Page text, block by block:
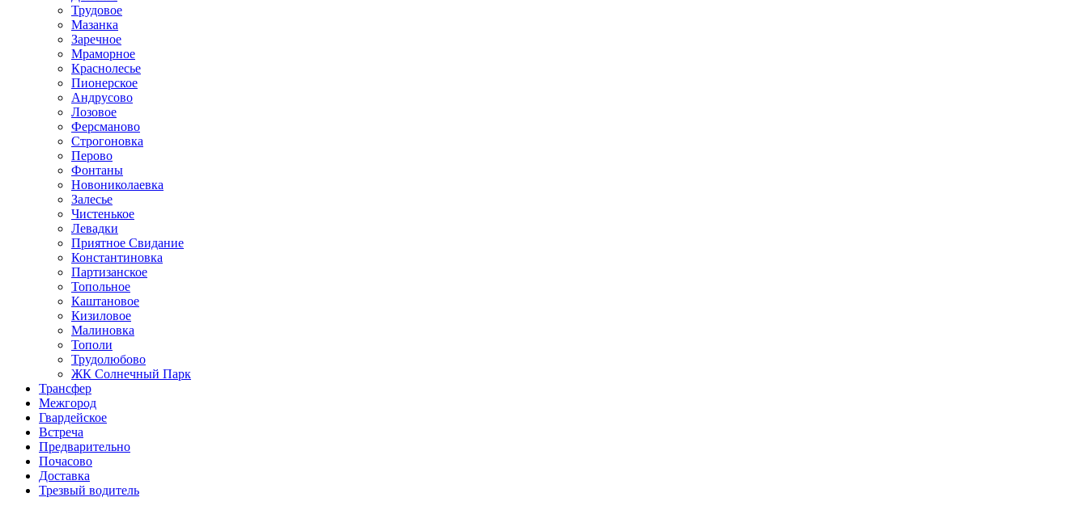
Трудовое
Мазанка
Заречное
Мраморное
Краснолесье
Пионерское
Андрусово
Лозовое
Ферсманово
Строгоновка
Перово
Фонтаны
Новониколаевка
Залесье
Чистенькое
Левадки
Приятное Свидание
Константиновка
Партизанское
Топольное
Каштановое
Кизиловое
Малиновка
Тополи
Трудолюбово
ЖК Солнечный Парк
Трансфер
Межгород
Гвардейское
Встреча
Предварительно
Почасово
Доставка
Трезвый водитель